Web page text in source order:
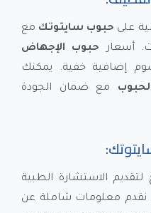
على حبوب سايتوتك مع
حبوب الإجهاض
إضافية خفية. يمكنك
مع ضمان الجودة
الاستشارة الطبية
نقدم معلومات شاملة عن